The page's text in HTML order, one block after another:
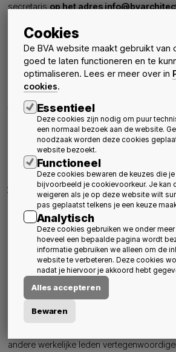
Cookies
De BVA website maakt gebruikt van
goed te laten functioneren en te
optimaliseren. Lees er meer over in
cookies.
Essentieel
Deze cookies zijn nodig om puur
een normaal bezoek aan de website.
noodzaak worden deze cookies
website bezoekt.
Functioneel
Deze cookies bewaren de keuzes die
bijvoorbeeld je cookievoorkeur. Je kan
weigeren als je op deze website wilt
pas geplaatst telkens je een keuze
Analytisch
Deze cookies gebruiken we onder
hoeveel een bepaalde pagina wordt
informatie gebruiken we alleen om de
website te verbeteren. Deze cookies
nadat je hiervoor je akkoord hebt
Alles accepteren
Bewaren
secretaris op het adres
bevestigen.
B. Het bestuursorgaan van de BVA vzw
werkelijke leden op te roepen voor een
VERGADERING op dinsdag 18 juni mei om
De agenda voor deze tweede Algemene
BVA vzw van 2024 zal omvatten:
bespreking en stemming over het
bestuursorgaan van de BVA vzw tot
BVA vzw conform nieuw “Wetboek van
verenigingen B.S. 4 april 2019", met
activa/passiva van de "BVA web" naar de
voltrekken fusie.
goedkeuring nieuwe statuten BVA vzw:
nieuw "Wetboek van vennootschappen
april 2019".
Indien u wenst deel te nemen, kan dit
zenden aan de secretaris van de BVA,
info@bvarchitecten.be.
U kan als lid ook een (handgeschreven en
volmacht geven aan een ander werkelijk
24 h vóór het begin van de vergadering
secretaris
gezonden, die dat bij het begin van de
andere werkelijke leden